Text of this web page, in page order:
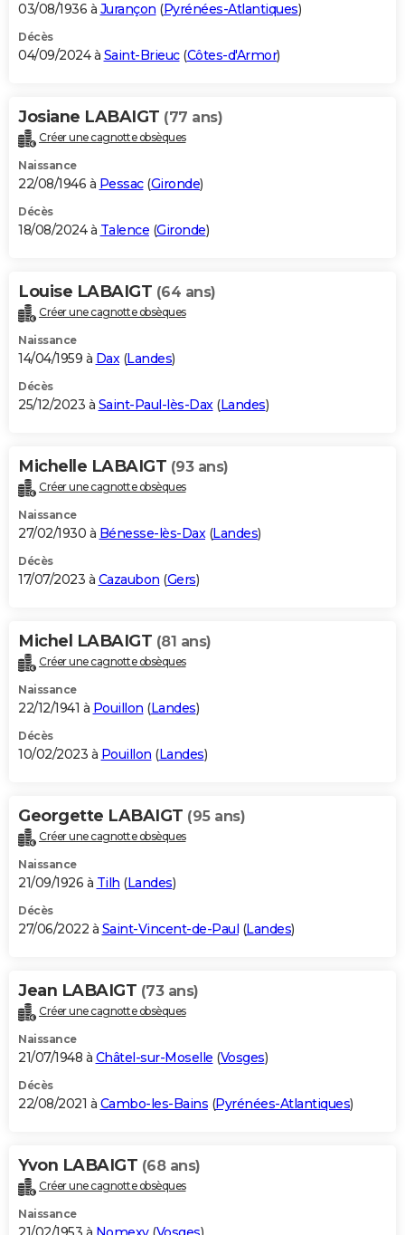
03/08/1936 à Jurançon (Pyrénées-Atlantiques)
Décès
04/09/2024 à Saint-Brieuc(Côtes-d'Armor)
Josiane LABAIGT (77 ans)
Créer une cagnotte obsèques
Naissance
22/08/1946 à Pessac(Gironde)
Décès
18/08/2024 à Talence (Gironde)
Louise LABAIGT (64 ans)
Créer une cagnotte obsèques
Naissance
14/04/1959 à Dax(Landes)
Décès
25/12/2023 à Saint-Paul-lès-Dax(Landes)
Michelle LABAIGT (93 ans)
Créer une cagnotte obsèques
Naissance
27/02/1930 à Bénesse-lès-Dax(Landes)
Décès
17/07/2023 à Cazaubon (Gers)
Michel LABAIGT (81 ans)
Créer une cagnotte obsèques
Naissance
22/12/1941 à Pouillon (Landes)
Décès
10/02/2023 à Pouillon (Landes)
Georgette LABAIGT (95 ans)
Créer une cagnotte obsèques
Naissance
21/09/1926 à Tilh (Landes)
Décès
27/06/2022 à Saint-Vincent-de-Paul (Landes)
Jean LABAIGT (73 ans)
Créer une cagnotte obsèques
Naissance
21/07/1948 à Châtel-sur-Moselle (Vosges)
Décès
22/08/2021 à Cambo-les-Bains (Pyrénées-Atlantiques)
Yvon LABAIGT (68 ans)
Créer une cagnotte obsèques
Naissance